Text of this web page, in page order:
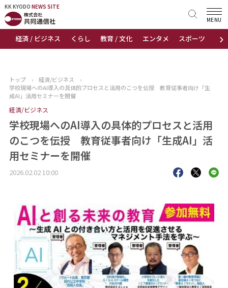
KK KYODO NEWS SITE
›
経済 / ビジネス くらし 教育 / 文化 エンタメ スポーツ 地域
MENU
KK KYODONEWS SITE
トップページ
ニュース
おすすめコンテンツ
出版物
会社概要
トップ › 経済/ビジネス
›
学校現場へのAI導入の具体的プロセスと活用のこつを伝授 教育従事者向け「生
成AI」活用セミナーを開催
経済/ビジネス
学校現場へのAI導入の具体的プロセスと活用
のこつを伝授 教育従事者向け「生成AI」活
用セミナーを開催
2026.02.02 10:00